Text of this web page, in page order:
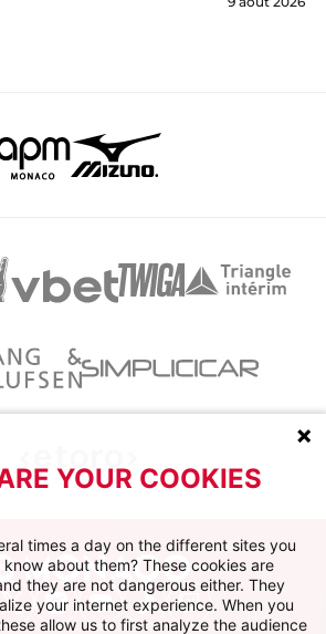
X Instagram
YoutubeTikTokTwitch
YOUR COOKIES
times a day on the different sites you
about them? These cookies are
they are not dangerous either. They
your internet experience. When you
allow us to first analyze the audience